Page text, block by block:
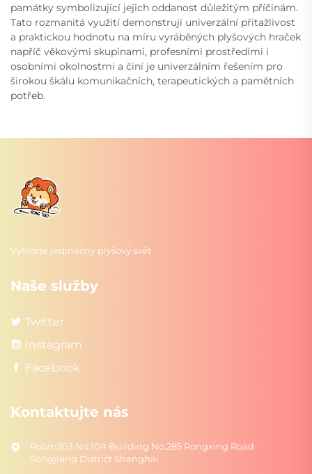
památky symbolizující jejich oddanost důležitým příčinám.
Tato rozmanitá využití demonstrují univerzální přitažlivost
a praktickou hodnotu na míru vyráběných plyšových hraček
napříč věkovými skupinami, profesními prostředími i
osobními okolnostmi a činí je univerzálním řešením pro
širokou škálu komunikačních, terapeutických a pamětních
potřeb.
Vytvořte jedinečný plyšový svět
Naše služby
Twitter
Instagram
Facebook
Kontaktujte nás
Room303 No.10# Building No.285 Rongxing Road
Songjiang District Shanghai